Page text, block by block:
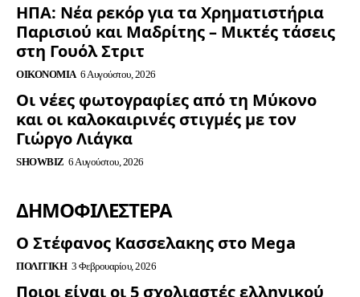
ΗΠΑ: Νέα ρεκόρ για τα Χρηματιστήρια
Παρισιού και Μαδρίτης – Μικτές τάσεις
στη Γουόλ Στριτ
ΟΙΚΟΝΟΜΊΑ 6 Αυγούστου, 2026
Οι νέες φωτογραφίες από τη Μύκονο
και οι καλοκαιρινές στιγμές με τον
Γιώργο Λιάγκα
SHOWBIZ 6 Αυγούστου, 2026
ΔΗΜΟΦΙΛΈΣΤΕΡΑ
Ο Στέφανος Κασσελακης στο Mega
ΠΟΛΙΤΙΚΉ 3 Φεβρουαρίου, 2026
Ποιοι είναι οι 5 σχολιαστές ελληνικού